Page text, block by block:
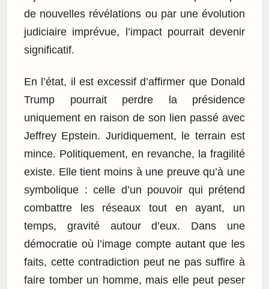
de nouvelles révélations ou par une évolution
judiciaire imprévue, l’impact pourrait devenir
significatif.
En l’état, il est excessif d’affirmer que Donald
Trump pourrait perdre la présidence
uniquement en raison de son lien passé avec
Jeffrey Epstein. Juridiquement, le terrain est
mince. Politiquement, en revanche, la fragilité
existe. Elle tient moins à une preuve qu’à une
symbolique : celle d’un pouvoir qui prétend
combattre les réseaux tout en ayant, un
temps, gravité autour d’eux. Dans une
démocratie où l’image compte autant que les
faits, cette contradiction peut ne pas suffire à
faire tomber un homme, mais elle peut peser